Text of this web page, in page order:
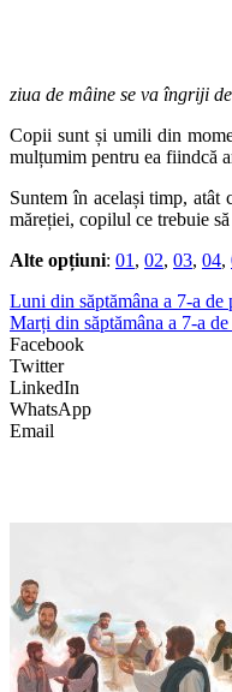
ziua de mâine se va îngriji
Copii sunt și umili din
mulțumim pentru ea fiindcă
Suntem în același timp,
măreției, copilul ce trebuie
Alte opțiuni: 01 , 02, 03, 04,
Luni din săptămâna a 7-a de
Marți din săptămâna a 7-a
Facebook
Twitter
LinkedIn
WhatsApp
Email